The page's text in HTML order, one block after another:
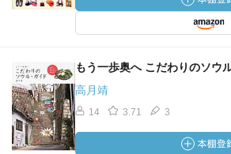
もう一歩奥へ こだわりのソウ
高月靖
14 3.71 3